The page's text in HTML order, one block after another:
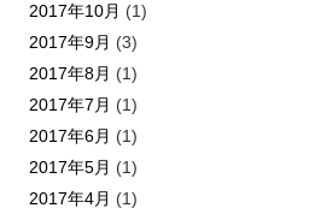
2017年10月 (1)
2017年9月 (3)
2017年8月 (1)
2017年7月 (1)
2017年6月 (1)
2017年5月 (1)
2017年4月 (1)